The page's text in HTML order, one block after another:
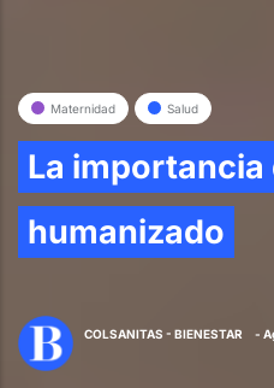
Maternidad Salud
La importancia
humanizado
COLSANITAS - BIENESTAR -